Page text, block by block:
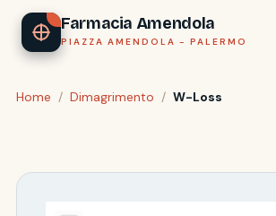
Farmacia Amendola
PIAZZA AMENDOLA - PALERMO
Home / Dimagrimento / W-Loss